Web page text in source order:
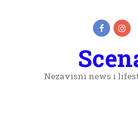
Nezavisni news i